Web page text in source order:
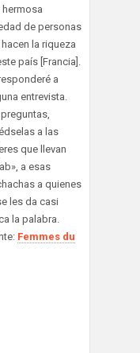
hermosa
de personas
la riqueza
país [Francia].
a
entrevista.
a las
que llevan
a esas
a quienes
les da casi
la palabra.
Femmes du